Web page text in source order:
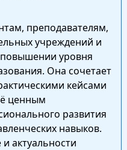
преподавателям,
учреждений и
повышении уровня
Она сочетает
кейсами
ценным
развития
навыков.
актуальности